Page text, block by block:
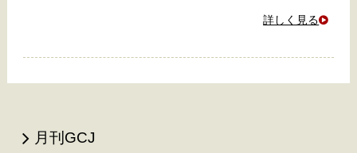
詳しく見る
月刊GCJ